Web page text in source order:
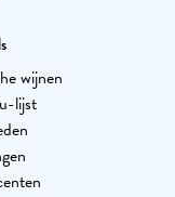
wijnen
lijst